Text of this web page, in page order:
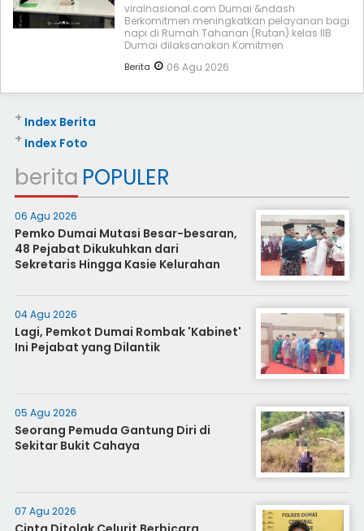
viralnasional.com Dumai &ndash
Berkomitmen meningkatkan pelayanan bagi
napi di Rumah Tahanan (Rutan) kelas IIB
Dumai dilaksanakan Komitmen
Berita 06 Agu 2026
Index Berita
+
Index Foto
+
berita POPULER
06 Agu 2026
Pemko Dumai Mutasi Besar-besaran,
48 Pejabat Dikukuhkan dari
Sekretaris Hingga Kasie Kelurahan
04 Agu 2026
Lagi, Pemkot Dumai Rombak 'Kabinet'
Ini Pejabat yang Dilantik
05 Agu 2026
Seorang Pemuda Gantung Diri di
Sekitar Bukit Cahaya
07 Agu 2026